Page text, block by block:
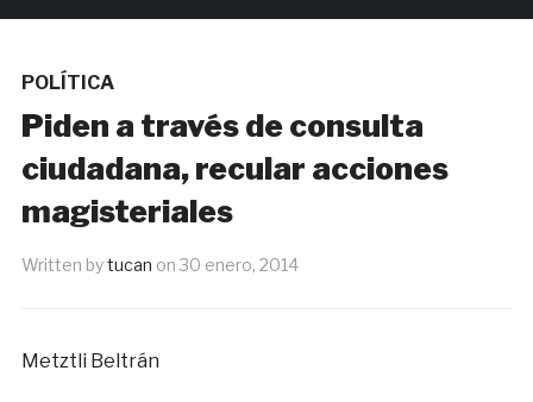
POLÍTICA
Piden a través de consulta
ciudadana, recular acciones
magisteriales
Written bytucan on 30 enero, 2014
Metztli Beltrán